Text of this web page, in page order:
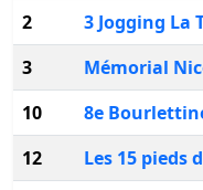
2
3 Jogging La
3
Mémorial
10
8e
12
Les 15 pieds